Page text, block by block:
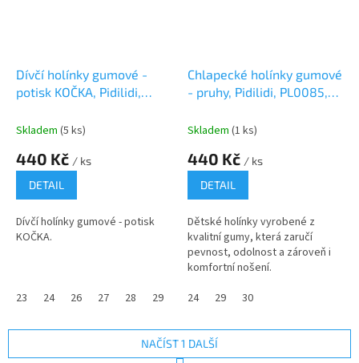
Dívčí holínky gumové -
potisk KOČKA, Pidilidi,
Skladem (5 ks)
440 Kč / ks
DETAIL
Dívčí holínky gumové - potisk
KOČKA.
23 24 26 27 28 29 30 31 32
Chlapecké holínky gumové
- pruhy, Pidilidi, PL0085,
Skladem (1 ks)
440 Kč / ks
DETAIL
Dětské holínky vyrobené z
kvalitní gumy, která zaručí
pevnost, odolnost a zároveň i
komfortní nošení.
24
29 30
NAČÍST 1 DALŠÍ